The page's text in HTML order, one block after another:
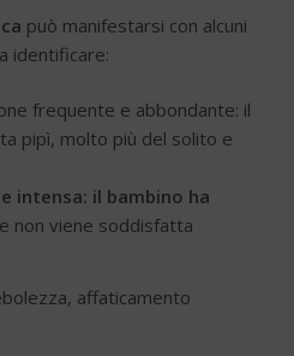
può manifestarsi con alcuni
identificare:
frequente e abbondante: il
pipì, molto più del solito e
intensa: il bambino ha
non viene soddisfatta
affaticamento